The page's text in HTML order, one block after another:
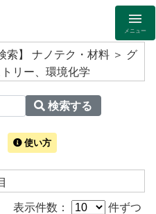
メニュー
索】 ナノテク・材料 ＞ グ
リー、環境化学
検索する
使い方
表示件数： 件ずつ